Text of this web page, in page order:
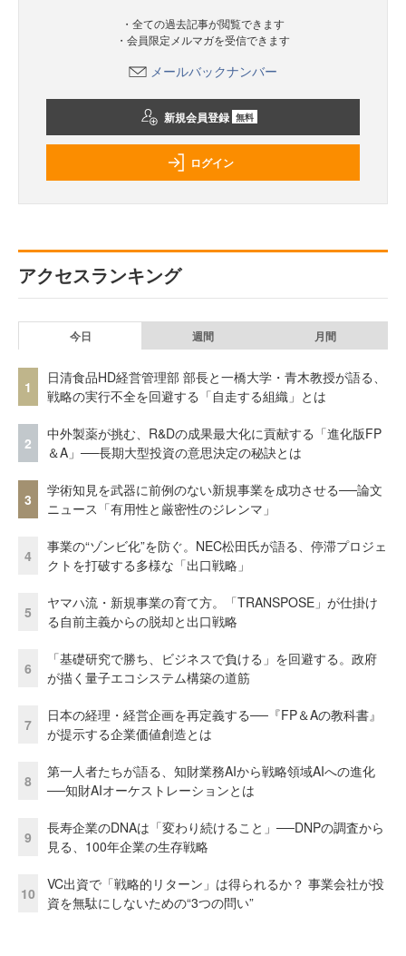
・全ての過去記事が閲覧できます
・会員限定メルマガを受信できます
メールバックナンバー
新規会員登録 無料
ログイン
アクセスランキング
今日 週間 月間
1
日清食品HD経営管理部 部長と一橋大学・青木教授が語る、
戦略の実行不全を回避する「自走する組織」とは
2
中外製薬が挑む、R&Dの成果最大化に貢献する「進化版FP
＆A」──長期大型投資の意思決定の秘訣とは
3
学術知見を武器に前例のない新規事業を成功させる──論文
ニュース「有用性と厳密性のジレンマ」
4
事業の“ゾンビ化”を防ぐ。NEC松田氏が語る、停滞プロジェ
クトを打破する多様な「出口戦略」
5
ヤマハ流・新規事業の育て方。「TRANSPOSE」が仕掛け
る自前主義からの脱却と出口戦略
6
「基礎研究で勝ち、ビジネスで負ける」を回避する。政府
が描く量子エコシステム構築の道筋
7
日本の経理・経営企画を再定義する──『FP＆Aの教科書』
が提示する企業価値創造とは
8
第一人者たちが語る、知財業務AIから戦略領域AIへの進化
──知財AIオーケストレーションとは
9
長寿企業のDNAは「変わり続けること」──DNPの調査から
見る、100年企業の生存戦略
10
VC出資で「戦略的リターン」は得られるか？ 事業会社が投
資を無駄にしないための“3つの問い”